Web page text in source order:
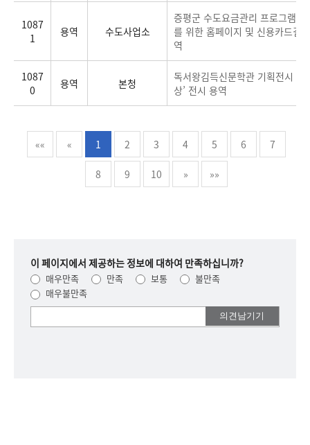
1087
1
용역 수도사업소
증평군 수도요금관리 프로그램
를 위한 홈페이지 및 신용카드결
역
1087
0
용역 본청
독서왕김득신문학관 기획전시 ‘
상’ 전시 용역
«« « 1 2 3 4 5 6 7
8 9 10 » »»
이 페이지에서 제공하는 정보에 대하여 만족하십니까?
매우만족 만족 보통
불만족
매우불만족
의견을